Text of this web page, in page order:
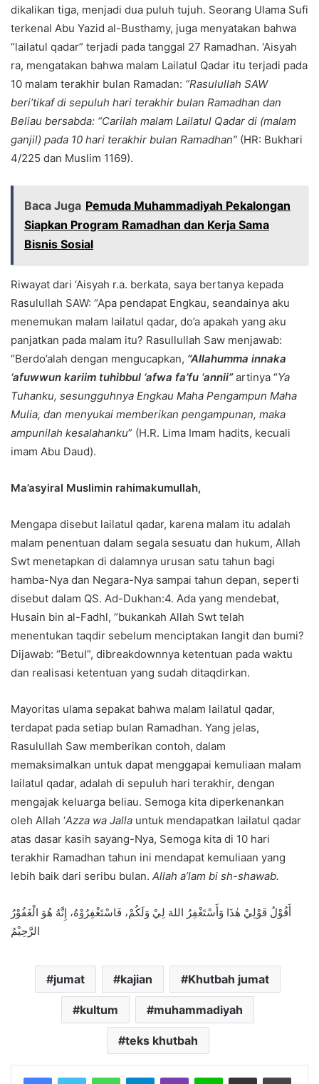
dikalikan tiga, menjadi dua puluh tujuh. Seorang Ulama Sufi
terkenal Abu Yazid al-Busthamy, juga menyatakan bahwa
“lailatul qadar” terjadi pada tanggal 27 Ramadhan. ‘Aisyah
ra, mengatakan bahwa malam Lailatul Qadar itu terjadi pada
10 malam terakhir bulan Ramadan: “Rasulullah SAW
beri’tikaf di sepuluh hari terakhir bulan Ramadhan dan
Beliau bersabda: “Carilah malam Lailatul Qadar di (malam
ganjil) pada 10 hari terakhir bulan Ramadhan” (HR: Bukhari
4/225 dan Muslim 1169).
Baca Juga Pemuda Muhammadiyah Pekalongan
Siapkan Program Ramadhan dan Kerja Sama
Bisnis Sosial
Riwayat dari ‘Aisyah r.a. berkata, saya bertanya kepada
Rasulullah SAW: “Apa pendapat Engkau, seandainya aku
menemukan malam lailatul qadar, do’a apakah yang aku
panjatkan pada malam itu? Rasullullah Saw menjawab:
“Berdo’alah dengan mengucapkan, “Allahumma innaka
‘afuwwun kariim tuhibbul ‘afwa fa’fu ‘annii” artinya “Ya
Tuhanku, sesungguhnya Engkau Maha Pengampun Maha
Mulia, dan menyukai memberikan pengampunan, maka
ampunilah kesalahanku” (H.R. Lima Imam hadits, kecuali
imam Abu Daud).
Ma’asyiral Muslimin rahimakumullah,
Mengapa disebut lailatul qadar, karena malam itu adalah
malam penentuan dalam segala sesuatu dan hukum, Allah
Swt menetapkan di dalamnya urusan satu tahun bagi
hamba-Nya dan Negara-Nya sampai tahun depan, seperti
disebut dalam QS. Ad-Dukhan:4. Ada yang mendebat,
Husain bin al-Fadhl, “bukankah Allah Swt telah
menentukan taqdir sebelum menciptakan langit dan bumi?
Dijawab: “Betul”, dibreakdownnya ketentuan pada waktu
dan realisasi ketentuan yang sudah ditaqdirkan.
Mayoritas ulama sepakat bahwa malam lailatul qadar,
terdapat pada setiap bulan Ramadhan. Yang jelas,
Rasulullah Saw memberikan contoh, dalam
memaksimalkan untuk dapat menggapai kemuliaan malam
lailatul qadar, adalah di sepuluh hari terakhir, dengan
mengajak keluarga beliau. Semoga kita diperkenankan
oleh Allah ‘Azza wa Jalla untuk mendapatkan lailatul qadar
atas dasar kasih sayang-Nya, Semoga kita di 10 hari
terakhir Ramadhan tahun ini mendapat kemuliaan yang
lebih baik dari seribu bulan. Allah a’lam bi sh-shawab.
أَقُوْلُ قَوْلِيْ هٰذَا وَأَسْتَغْفِرُ اللهَ لِيْ وَلَكُمْ، فَاسْتَغْفِرُوْهُ، إِنَّهُ هُوَ الْغَفُوْرُ
الرَّحِيْمُ
jumat kajian Khutbah jumat
kultum muhammadiyah
teks khutbah
Telegram